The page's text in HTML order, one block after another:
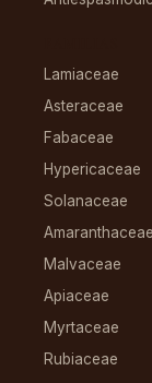
Lamiaceae
Asteraceae
Fabaceae
Hypericaceae
Solanaceae
Amaranthaceae
Malvaceae
Apiaceae
Myrtaceae
Rubiaceae